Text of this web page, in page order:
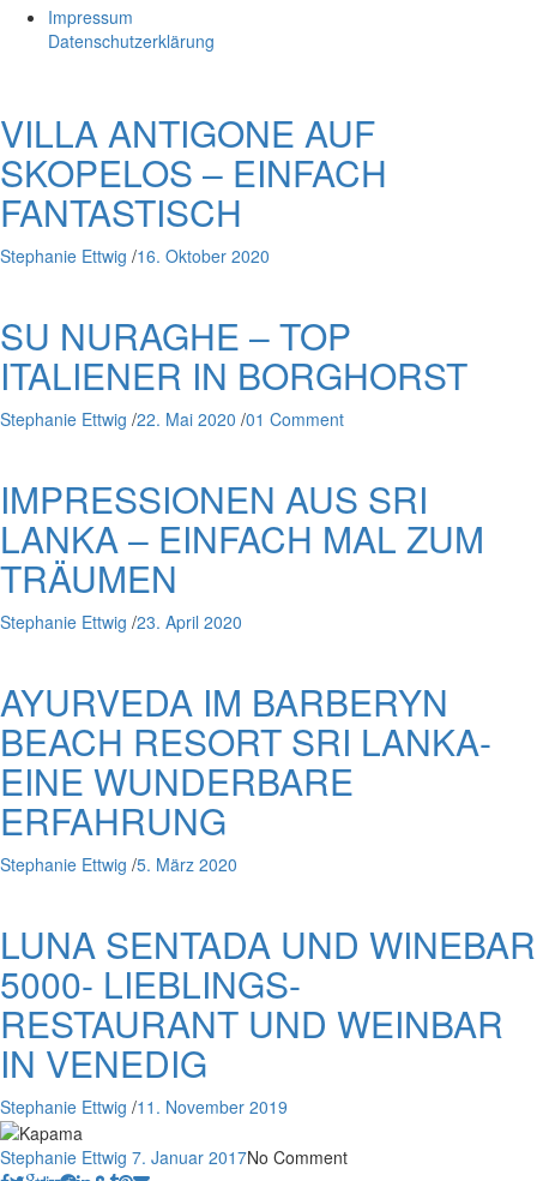
Impressum
Datenschutzerklärung
VILLA ANTIGONE AUF
SKOPELOS – EINFACH
FANTASTISCH
Stephanie Ettwig /16. Oktober 2020
SU NURAGHE – TOP
ITALIENER IN BORGHORST
Stephanie Ettwig /22. Mai 2020 /01 Comment
IMPRESSIONEN AUS SRI
LANKA – EINFACH MAL ZUM
TRÄUMEN
Stephanie Ettwig /23. April 2020
AYURVEDA IM BARBERYN
BEACH RESORT SRI LANKA-
EINE WUNDERBARE
ERFAHRUNG
Stephanie Ettwig /5. März 2020
LUNA SENTADA UND WINEBAR
5000- LIEBLINGS-
RESTAURANT UND WEINBAR
IN VENEDIG
Stephanie Ettwig /11. November 2019
Stephanie Ettwig 7. Januar 2017No Comment